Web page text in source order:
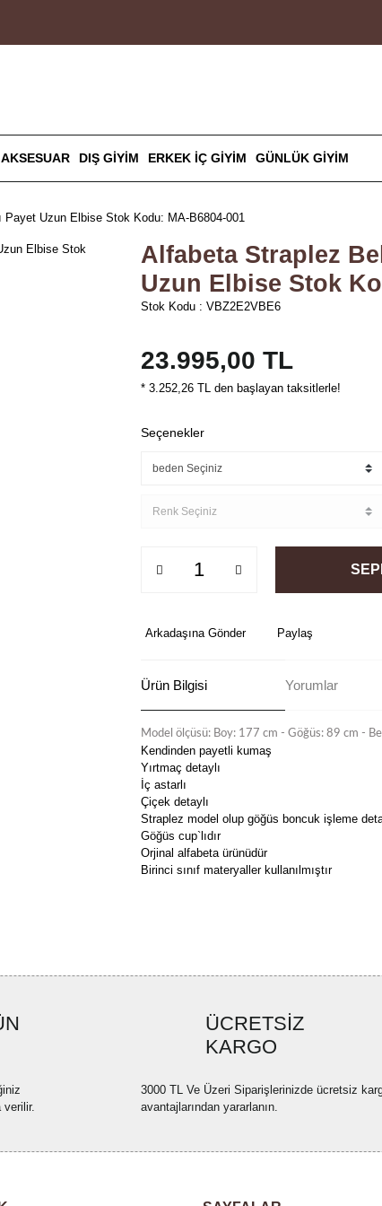
AKSESUAR DIŞ GIYIM ERKEK İÇ GIYIM GÜNLÜK GIYIM
Uzun Elbise Stok Kodu: MA-B6804-001
Alfabeta Straplez
Uzun Elbise Stok
Stok Kodu : VBZ2E2VBE6
23.995,00 TL
* 3.252,26 TL den başlayan taksitlerle!
Seçenekler
Arkadaşına Gönder Paylaş
Ürün Bilgisi Yorumlar
Model ölçüsü: Boy: 177 cm - Göğüs: 89 cm -
Kendinden payetli kumaş
Yırtmaç detaylı
İç astarlı
Çiçek detaylı
Straplez model olup göğüs boncuk işleme
Göğüs cup`lıdır
Orjinal alfabeta ürünüdür
Birinci sınıf materyaller kullanılmıştır
Ürün açıklamasında eksik bilgiler
Ürün bilgilerinde hatalar bulunuyor.
Bu ürüne benzer farklı alternatifler olmalı.
verilir.
ÜCRETSİZ
KARGO
3000 TL Ve Üzeri Siparişlerinizde ücretsiz
avantajlarından yararlanın.